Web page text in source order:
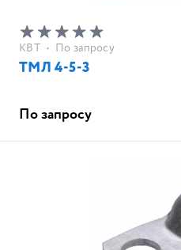
КВТ • По запросу
ТМЛ 4-5-3
По запросу